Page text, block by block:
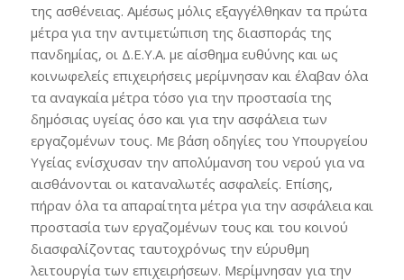
της ασθένειας. Αμέσως μόλις εξαγγέλθηκαν τα πρώτα
μέτρα για την αντιμετώπιση της διασποράς της
πανδημίας, οι Δ.Ε.Υ.Α. με αίσθημα ευθύνης και ως
κοινωφελείς επιχειρήσεις μερίμνησαν και έλαβαν όλα
τα αναγκαία μέτρα τόσο για την προστασία της
δημόσιας υγείας όσο και για την ασφάλεια των
εργαζομένων τους. Με βάση οδηγίες του Υπουργείου
Υγείας ενίσχυσαν την απολύμανση του νερού για να
αισθάνονται οι καταναλωτές ασφαλείς. Επίσης,
πήραν όλα τα απαραίτητα μέτρα για την ασφάλεια και
προστασία των εργαζομένων τους και του κοινού
διασφαλίζοντας ταυτοχρόνως την εύρυθμη
λειτουργία των επιχειρήσεων. Μερίμνησαν για την